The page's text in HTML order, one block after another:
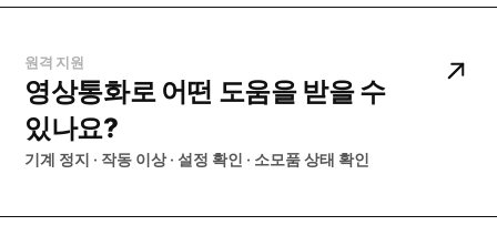
원격 지원
영상통화로 어떤 도움을 받을 수
있나요?
기계 정지 · 작동 이상 · 설정 확인 · 소모품 상태 확인